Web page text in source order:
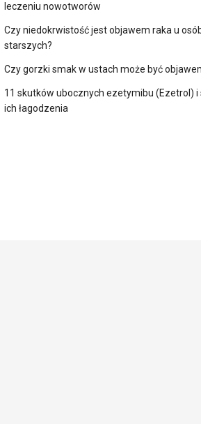
leczeniu nowotworów
Czy niedokrwistość jest objawem raka u
starszych?
Czy gorzki smak w ustach może być
11 skutków ubocznych ezetymibu (Ezetrol) i
ich łagodzenia